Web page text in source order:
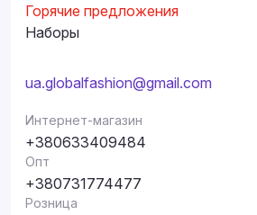
Горячие предложения
Наборы
ua.globalfashion@gmail.com
Интернет-магазин
+380633409484
Опт
+380731774477
Розница